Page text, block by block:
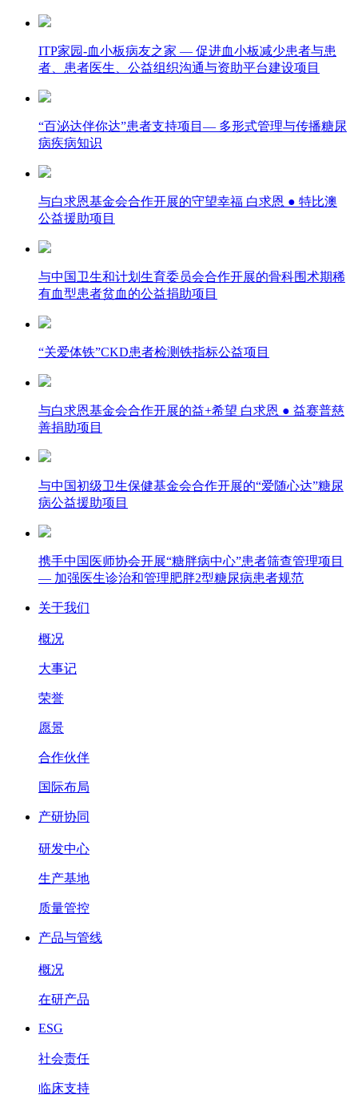
ITP家园-血小板病友之家 — 促进血小板减少患者与患
者、患者医生、公益组织沟通与资助平台建设项目
“百泌达伴你达”患者支持项目— 多形式管理与传播糖尿
病疾病知识
与白求恩基金会合作开展的守望幸福 白求恩 ● 特比澳
公益援助项目
与中国卫生和计划生育委员会合作开展的骨科围术期稀
有血型患者贫血的公益捐助项目
“关爱体铁”CKD患者检测铁指标公益项目
与白求恩基金会合作开展的益+希望 白求恩 ● 益赛普慈
善捐助项目
与中国初级卫生保健基金会合作开展的“爱随心达”糖尿
病公益援助项目
携手中国医师协会开展“糖胖病中心”患者筛查管理项目
— 加强医生诊治和管理肥胖2型糖尿病患者规范
关于我们
概况
大事记
荣誉
愿景
合作伙伴
国际布局
产研协同
研发中心
生产基地
质量管控
产品与管线
概况
在研产品
ESG
社会责任
临床支持